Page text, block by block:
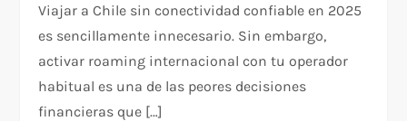
Viajar a Chile sin conectividad confiable en 2025
es sencillamente innecesario. Sin embargo,
activar roaming internacional con tu operador
habitual es una de las peores decisiones
financieras que […]